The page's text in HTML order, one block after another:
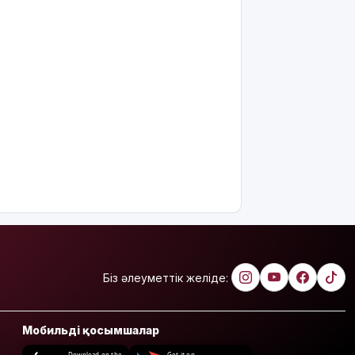
Біз әлеуметтік желіде:
Мобильді қосымшалар